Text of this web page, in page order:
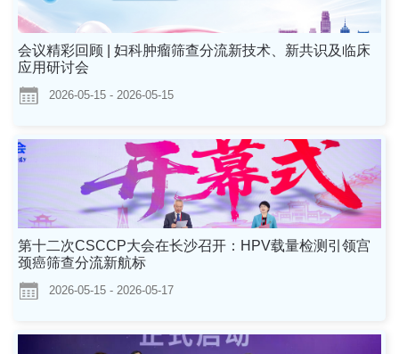
会议精彩回顾 | 妇科肿瘤筛查分流新技术、新共识及临床
应用研讨会
2026-05-15 - 2026-05-15
第十二次CSCCP大会在长沙召开：HPV载量检测引领宫
颈癌筛查分流新航标
2026-05-15 - 2026-05-17